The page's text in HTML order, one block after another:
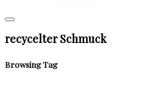
recycelter Schmuck
Browsing Tag